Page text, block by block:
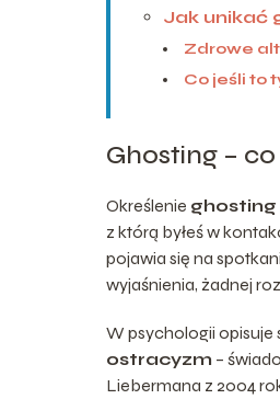
Jak unikać
Zdrowe
Co jeśli to
Ghosting –
Określenie ghosting
z którą byłeś w
pojawia się na
wyjaśnienia, żadnej
W psychologii opisuje
ostracyzm –
Liebermana z 2004